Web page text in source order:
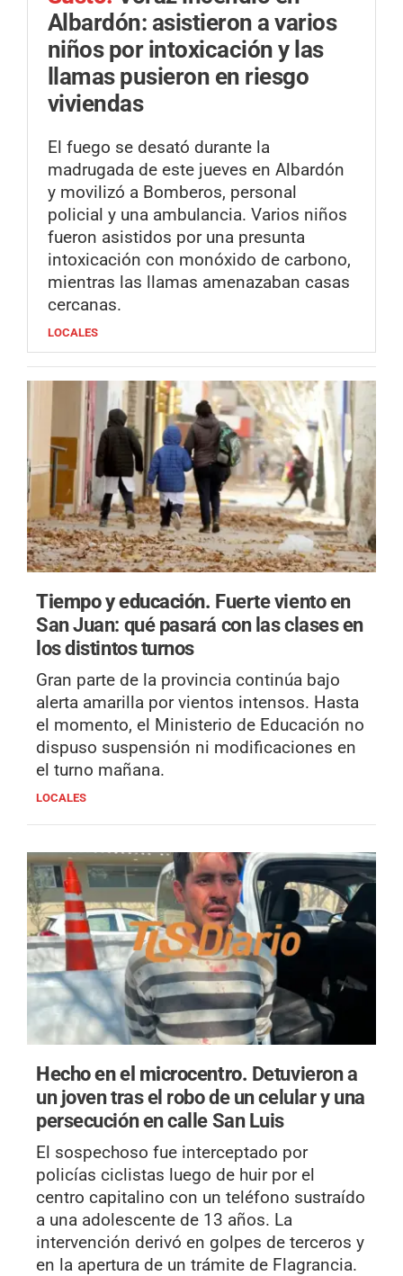
Albardón: asistieron a varios
niños por intoxicación y las
llamas pusieron en riesgo
viviendas
El fuego se desató durante la
madrugada de este jueves en Albardón
y movilizó a Bomberos, personal
policial y una ambulancia. Varios niños
fueron asistidos por una presunta
intoxicación con monóxido de carbono,
mientras las llamas amenazaban casas
cercanas.
LOCALES
Tiempo y educación. Fuerte viento en
San Juan: qué pasará con las clases en
los distintos turnos
Gran parte de la provincia continúa bajo
alerta amarilla por vientos intensos. Hasta
el momento, el Ministerio de Educación no
dispuso suspensión ni modificaciones en
el turno mañana.
LOCALES
Hecho en el microcentro. Detuvieron a
un joven tras el robo de un celular y una
persecución en calle San Luis
El sospechoso fue interceptado por
policías ciclistas luego de huir por el
centro capitalino con un teléfono sustraído
a una adolescente de 13 años. La
intervención derivó en golpes de terceros y
en la apertura de un trámite de Flagrancia.